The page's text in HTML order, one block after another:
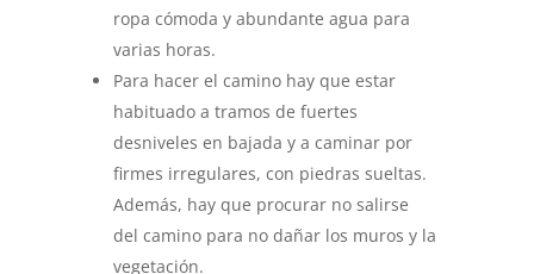
ropa cómoda y abundante agua para
varias horas.
Para hacer el camino hay que estar
habituado a tramos de fuertes
desniveles en bajada y a caminar por
firmes irregulares, con piedras sueltas.
Además, hay que procurar no salirse
del camino para no dañar los muros y la
vegetación.